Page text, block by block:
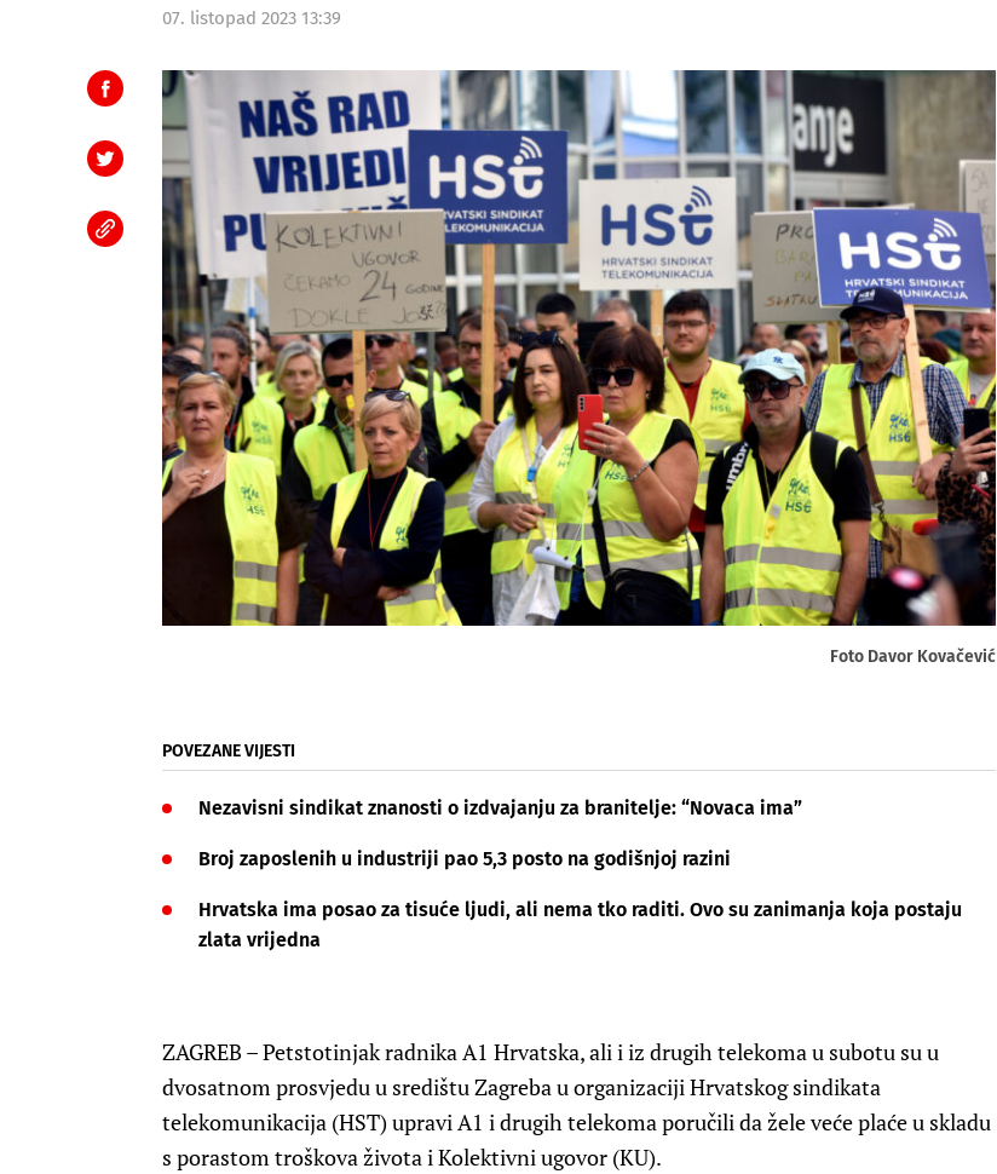
07. listopad 2023 13:39
Foto Davor Kovačević
POVEZANE VIJESTI
Nezavisni sindikat znanosti o izdvajanju za branitelje: “Novaca ima”
Broj zaposlenih u industriji pao 5,3 posto na godišnjoj razini
Hrvatska ima posao za tisuće ljudi, ali nema tko raditi. Ovo su zanimanja koja postaju
zlata vrijedna
ZAGREB – Petstotinjak radnika A1 Hrvatska, ali i iz drugih telekoma u subotu su u
dvosatnom prosvjedu u središtu Zagreba u organizaciji Hrvatskog sindikata
telekomunikacija (HST) upravi A1 i drugih telekoma poručili da žele veće plaće u skladu
s porastom troškova života i Kolektivni ugovor (KU).